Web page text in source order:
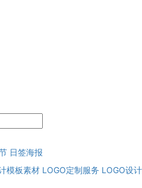
日签海报
模板素材 LOGO定制服务 LOGO设计